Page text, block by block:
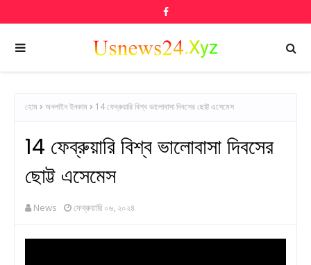
হোম অনলাইন ইনকাম 14 ফেব্রুয়ারি বিশ্ব ভালোবাসা দিবসের ছোট্ট এসেমেস
14 ফেব্রুয়ারি বিশ্ব ভালোবাসা দিবসের
ছোট্ট এসেমেস
News ফেব্রুয়ারি ০৬, ২০২৪